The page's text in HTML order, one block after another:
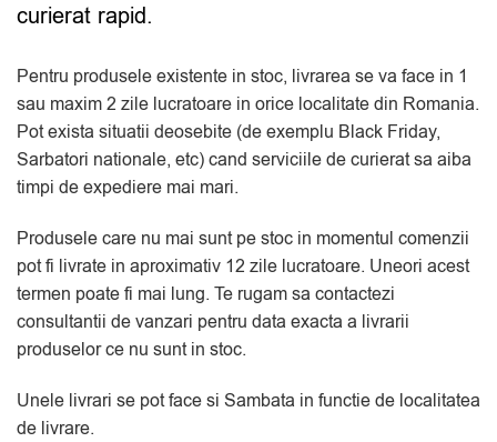
curierat rapid.
Pentru produsele existente in stoc, livrarea se va face in 1
sau maxim 2 zile lucratoare in orice localitate din Romania.
Pot exista situatii deosebite (de exemplu Black Friday,
Sarbatori nationale, etc) cand serviciile de curierat sa aiba
timpi de expediere mai mari.
Produsele care nu mai sunt pe stoc in momentul comenzii
pot fi livrate in aproximativ 12 zile lucratoare. Uneori acest
termen poate fi mai lung. Te rugam sa contactezi
consultantii de vanzari pentru data exacta a livrarii
produselor ce nu sunt in stoc.
Unele livrari se pot face si Sambata in functie de localitatea
de livrare.